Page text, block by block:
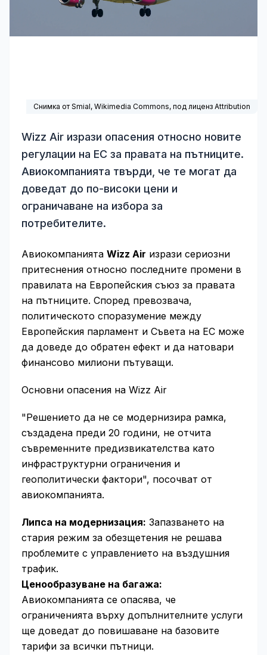
Снимка от Smial, Wikimedia Commons, под лиценз Attribution
Wizz Air изрази опасения относно новите
регулации на ЕС за правата на пътниците.
Авиокомпанията твърди, че те могат да
доведат до по-високи цени и
ограничаване на избора за
потребителите.
Авиокомпанията Wizz Air изрази сериозни
притеснения относно последните промени в
правилата на Европейския съюз за правата
на пътниците. Според превозвача,
политическото споразумение между
Европейския парламент и Съвета на ЕС може
да доведе до обратен ефект и да натовари
финансово милиони пътуващи.
Основни опасения на Wizz Air
"Решението да не се модернизира рамка,
създадена преди 20 години, не отчита
съвременните предизвикателства като
инфраструктурни ограничения и
геополитически фактори", посочват от
авиокомпанията.
Липса на модернизация: Запазването на
стария режим за обезщетения не решава
проблемите с управлението на въздушния
трафик.
Ценообразуване на багажа:
Авиокомпанията се опасява, че
ограниченията върху допълнителните услуги
ще доведат до повишаване на базовите
тарифи за всички пътници.